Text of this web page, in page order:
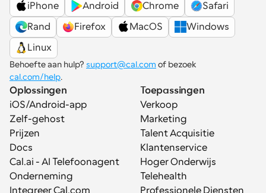
iPhone
Android Chrome
Safari
Rand
Firefox MacOS
Windows
Linux
Behoefte aan hulp? support@cal.com
cal.com/help.
Oplossingen
iOS/Android-app
Zelf-gehost
Prijzen
Docs
Cal.ai - AI Telefoonagent
Onderneming
Integreer Cal.com
Toepassingen
Verkoop
Marketing
Talent Acquisitie
Klantenservice
Hoger Onderwijs
Telehealth
Professionele Diensten